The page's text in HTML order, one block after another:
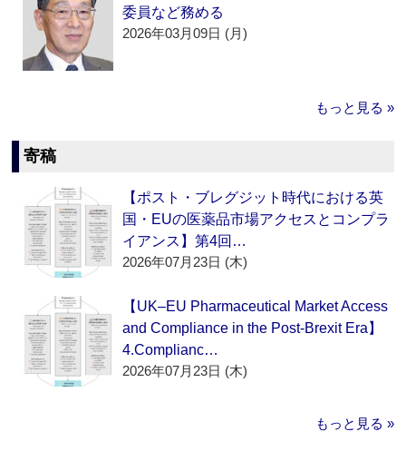
委員など務める
2026年03月09日 (月)
もっと見る »
寄稿
【ポスト・ブレグジット時代における英
国・EUの医薬品市場アクセスとコンプラ
イアンス】第4回…
2026年07月23日 (木)
【UK–EU Pharmaceutical Market Access
and Compliance in the Post-Brexit Era】
4.Complianc…
2026年07月23日 (木)
もっと見る »